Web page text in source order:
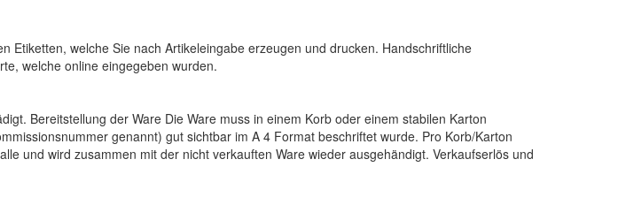
welche Sie nach Artikeleingabe erzeugen und drucken. Handschriftliche
welche online eingegeben wurden.
Bereitstellung der Ware Die Ware muss in einem Korb oder einem stabilen Karton
genannt) gut sichtbar im A 4 Format beschriftet wurde. Pro Korb/Karton
und wird zusammen mit der nicht verkauften Ware wieder ausgehändigt. Verkaufserlös und